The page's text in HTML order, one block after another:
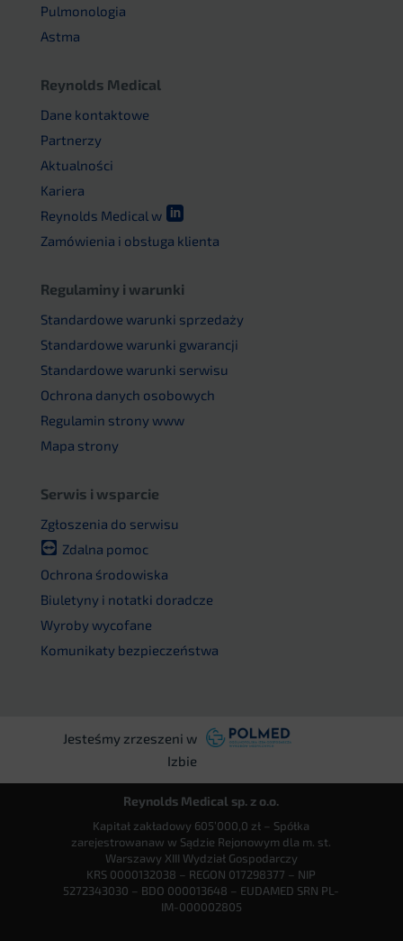
Pulmonologia
Astma
Reynolds Medical
Dane kontaktowe
Partnerzy
Aktualności
Kariera
Reynolds Medical w 
Zamówienia i obsługa klienta
Regulaminy i warunki
Standardowe warunki sprzedaży
Standardowe warunki gwarancji
Standardowe warunki serwisu
Ochrona danych osobowych
Regulamin strony www
Mapa strony
Serwis i wsparcie
Zgłoszenia do serwisu
Zdalna pomoc
Ochrona środowiska
Biuletyny i notatki doradcze
Wyroby wycofane
Komunikaty bezpieczeństwa
Jesteśmy zrzeszeni w
Izbie
Reynolds Medical sp. z o.o.
Kapitał zakładowy 605’000,0 zł – Spółka
zarejestrowanaw w Sądzie Rejonowym dla m. st.
Warszawy XIII Wydział Gospodarczy
KRS 0000132038 – REGON 017298377 – NIP
5272343030 – BDO 000013648 – EUDAMED SRN PL-
IM-000002805